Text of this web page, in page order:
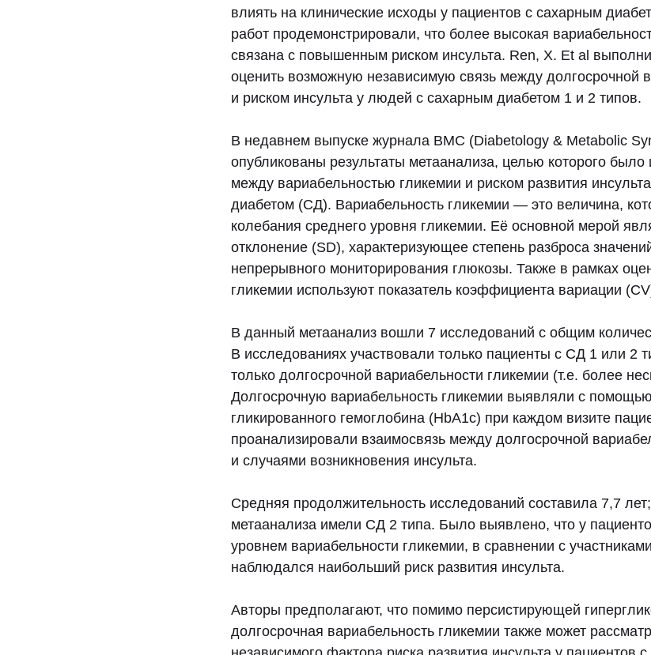
влиять на клинические исходы у пациентов с сахарным
работ продемонстрировали, что более высокая
связана с повышенным риском инсульта. Ren, X. Et al
оценить возможную независимую связь между долгосрочной
и риском инсульта у людей с сахарным диабетом 1 и 2 типов.
В недавнем выпуске журнала BMC (Diabetology & Metabolic
опубликованы результаты метаанализа, целью которого было
между вариабельностью гликемии и риском развития
диабетом (СД). Вариабельность гликемии — это величина,
колебания среднего уровня гликемии. Её основной мерой
отклонение (SD), характеризующее степень разброса
непрерывного мониторирования глюкозы. Также в рамках
гликемии используют показатель коэффициента вариации
В данный метаанализ вошли 7 исследований с общим
В исследованиях участвовали только пациенты с СД 1 или 2
только долгосрочной вариабельности гликемии (т.е. более
Долгосрочную вариабельность гликемии выявляли с
гликированного гемоглобина (HbA1c) при каждом визите
проанализировали взаимосвязь между долгосрочной
и случаями возникновения инсульта.
Средняя продолжительность исследований составила 7,7
метаанализа имели СД 2 типа. Было выявлено, что у
уровнем вариабельности гликемии, в сравнении с
наблюдался наибольший риск развития инсульта.
Авторы предполагают, что помимо персистирующей
долгосрочная вариабельность гликемии также может